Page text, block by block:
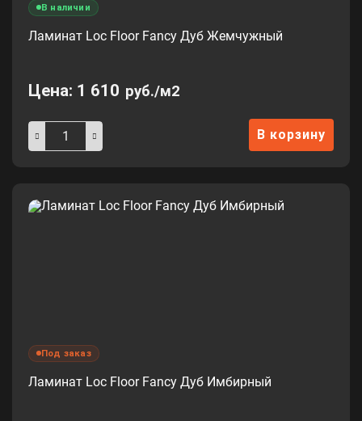
В наличии
Ламинат Loc Floor Fancy Дуб Жемчужный
Цена: 1 610 руб./м2
В корзину
Под заказ
Ламинат Loc Floor Fancy Дуб Имбирный